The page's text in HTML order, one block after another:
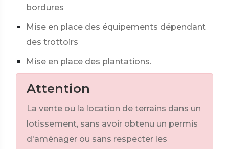
bordures
Mise en place des équipements dépendant
des trottoirs
Mise en place des plantations.
Attention
La vente ou la location de terrains dans un
lotissement, sans avoir obtenu un permis
d'aménager ou sans respecter les